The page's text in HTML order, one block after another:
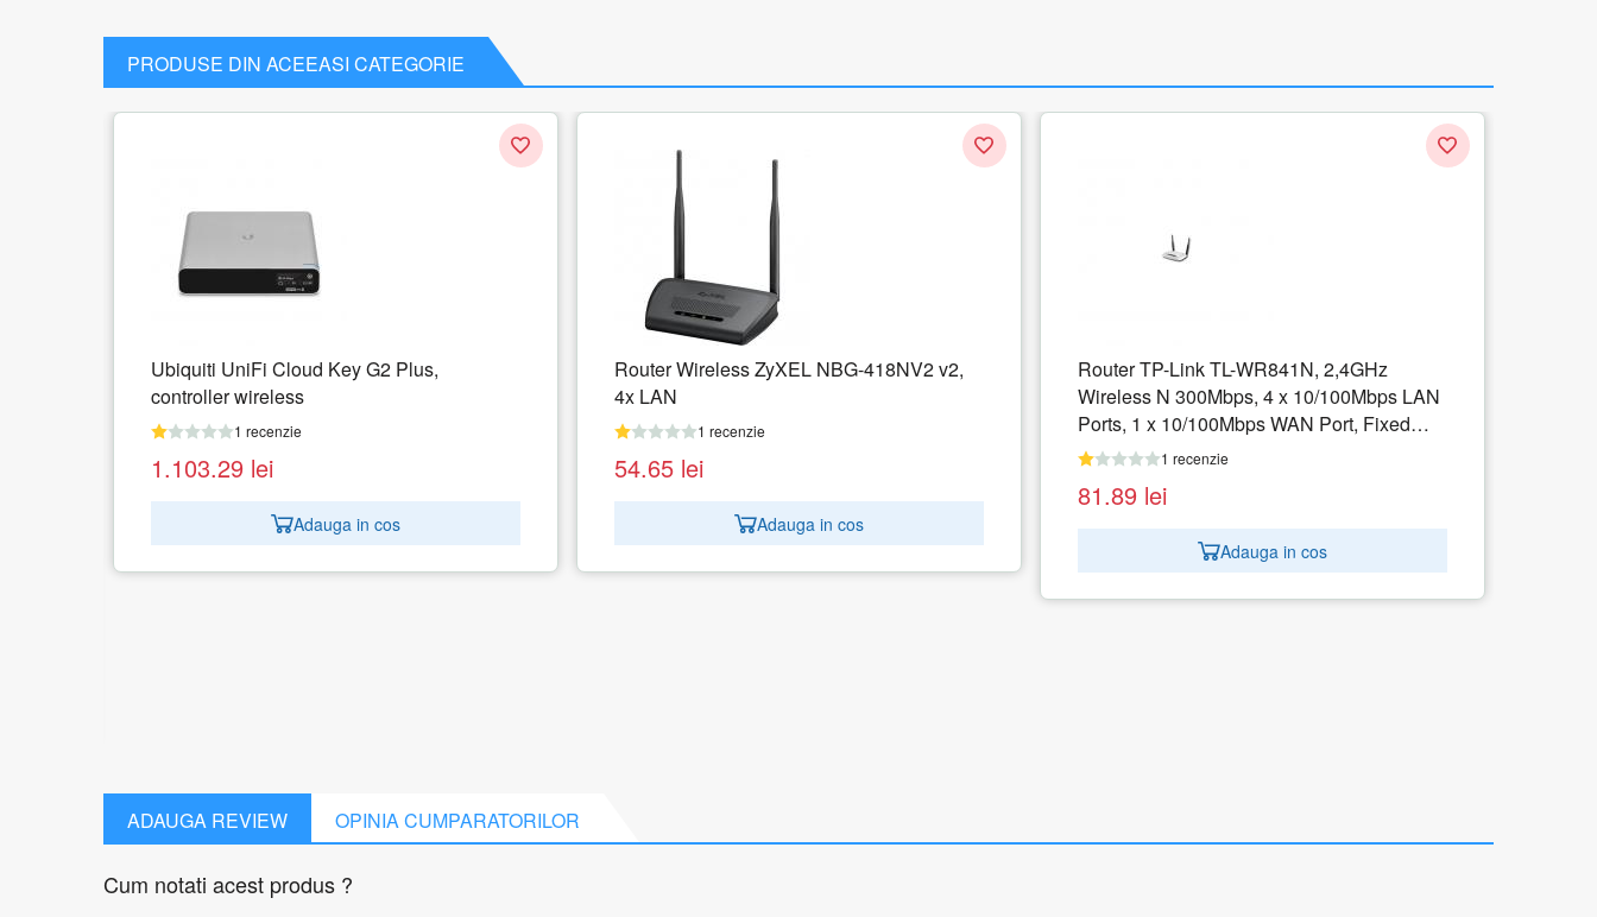
PRODUSE DIN ACEEASI CATEGORIE
Ubiquiti UniFi Cloud Key G2 Plus,
controller wireless
1 recenzie
1.103.29 lei
Adauga in cos
Router Wireless ZyXEL NBG-418NV2 v2,
4x LAN
1 recenzie
54.65 lei
Adauga in cos
Router TP-Link TL-WR841N, 2,4GHz
Wireless N 300Mbps, 4 x 10/100Mbps LAN
Ports, 1 x 10/100Mbps WAN Port, Fixed
Omni Directional Antenna 2 x 5dBi
1 recenzie
81.89 lei
Adauga in cos
ADAUGA REVIEW OPINIA CUMPARATORILOR
Cum notati acest produs ?